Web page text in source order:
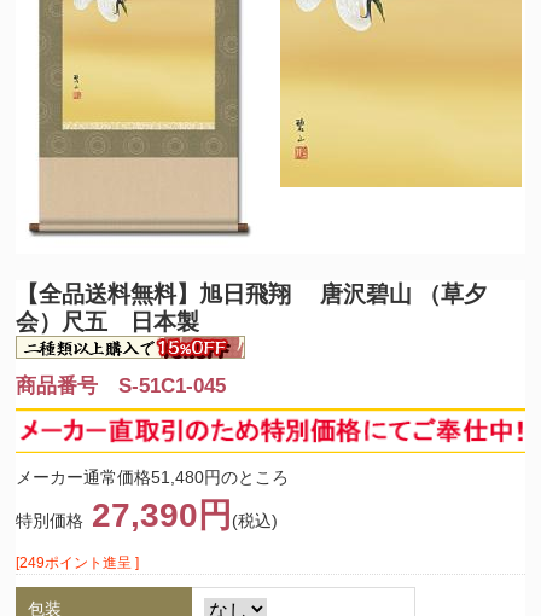
【全品送料無料】 旭日飛翔 唐沢碧山 （草夕
会）尺五 日本製
商品番号 S-51C1-045
メーカー通常価格51,480円のところ
特別価格 27,390円 (税込)
[249ポイント進呈 ]
包装